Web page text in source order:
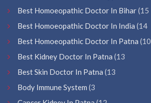
Best Homoeopathic Doctor In Bihar(15
Best Homoeopathic Doctor In India (14
Best Homoeopathic Doctor In Patna (10
Best Kidney Doctor In Patna (13
Best Skin Doctor In Patna (13
Body Immune System (3